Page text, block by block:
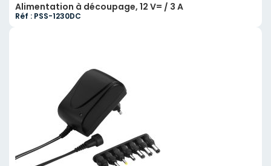
Alimentation à découpage, 12 V= / 3 A
Réf : PSS-1230DC